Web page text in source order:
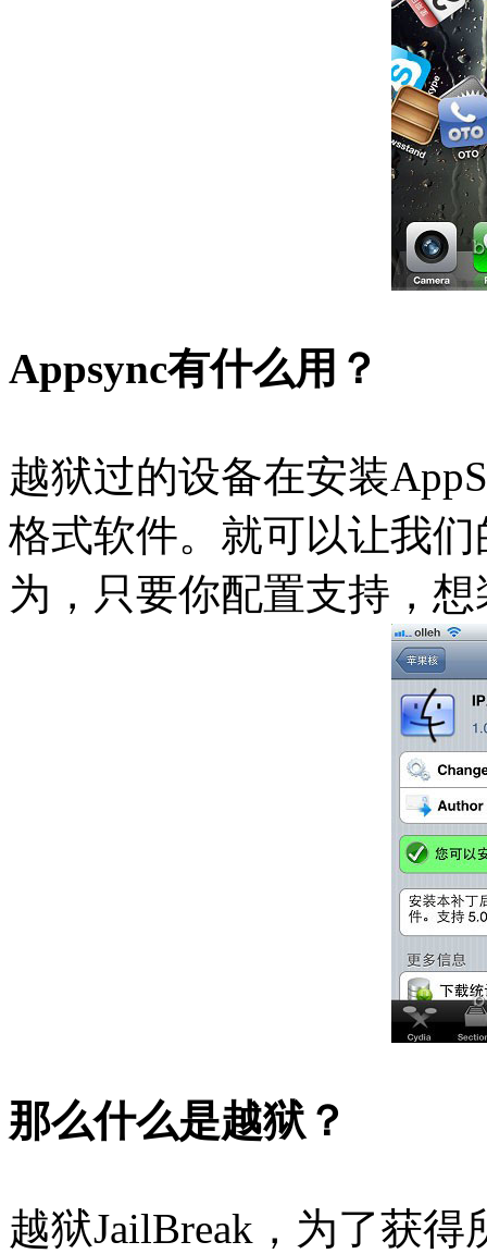
Appsync有什么用？
越狱过的设备在安装
格式软件。就可以让我
为，只要你配置支持，
那么什么是越狱？
越狱JailBreak，为了获